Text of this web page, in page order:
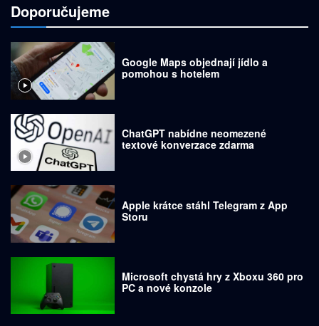
Doporučujeme
Google Maps objednají jídlo a
pomohou s hotelem
ChatGPT nabídne neomezené
textové konverzace zdarma
Apple krátce stáhl Telegram z App
Storu
Microsoft chystá hry z Xboxu 360 pro
PC a nové konzole